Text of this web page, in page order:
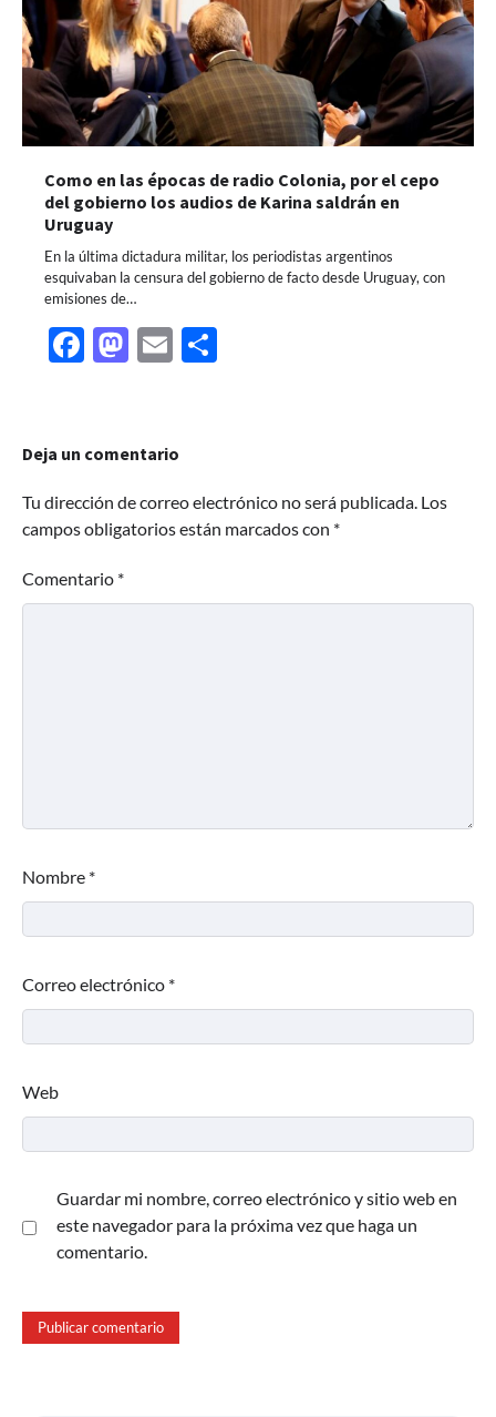
Como en las épocas de radio Colonia, por el cepo
del gobierno los audios de Karina saldrán en
Uruguay
En la última dictadura militar, los periodistas argentinos
esquivaban la censura del gobierno de facto desde Uruguay, con
emisiones de…
Facebook
Mastodon
Email
Deja un comentario
Tu dirección de correo electrónico no será publicada. Los
campos obligatorios están marcados con *
Comentario *
Nombre *
Correo electrónico *
Web
Guardar mi nombre, correo electrónico y sitio web en
este navegador para la próxima vez que haga un
comentario.